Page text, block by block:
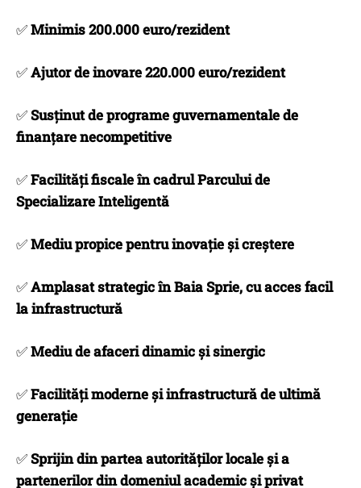
✅Minimis 200.000 euro/rezident
✅Ajutor de inovare 220.000 euro/rezident
✅Susținut de programe guvernamentale de
finanțare necompetitive
✅Facilități fiscale în cadrul Parcului de
Specializare Inteligentă
✅Mediu propice pentru inovație și creștere
✅Amplasat strategic în Baia Sprie, cu acces facil
la infrastructură
✅Mediu de afaceri dinamic și sinergic
✅Facilități moderne și infrastructură de ultimă
generație
✅Sprijin din partea autorităților locale și a
partenerilor din domeniul academic și privat